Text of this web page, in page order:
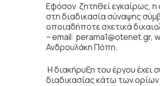
Εφόσον ζητηθεί εγκαίρως,
στη διαδικασία σύναψης
οποιαδήποτε σχετικά
– email: perama1@otenet.gr,
Ανδρουλάκη Πόπη.
Η διακήρυξη του έργου
διαδικασίας κάτω των